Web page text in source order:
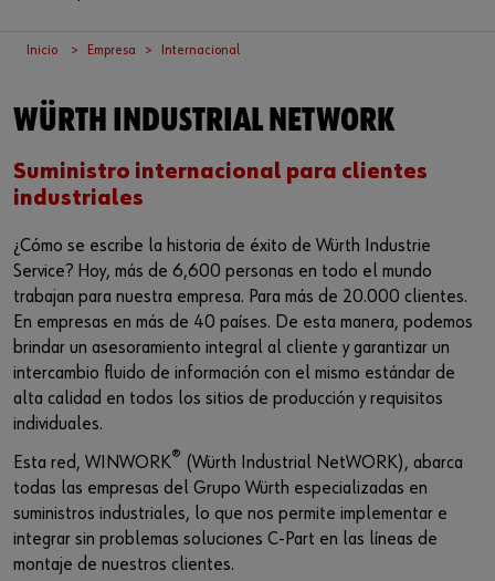
Regístrese aquí en tres pasos sencillos para usar todas las
Ventas solo para clientes empresariales
Registrarse ahora
Asesoria
Contacto
Inicio Empresa Internacional
WÜRTH INDUSTRIAL NETWORK
Suministro internacional para clientes
industriales
¿Cómo se escribe la historia de éxito de Würth Industrie
Service? Hoy, más de 6,600 personas en todo el mundo
trabajan para nuestra empresa. Para más de 20.000 clientes.
En empresas en más de 40 países. De esta manera, podemos
brindar un asesoramiento integral al cliente y garantizar un
intercambio fluido de información con el mismo estándar de
alta calidad en todos los sitios de producción y requisitos
individuales.
Esta red, WINWORK® (Würth Industrial NetWORK), abarca
todas las empresas del Grupo Würth especializadas en
suministros industriales, lo que nos permite implementar e
integrar sin problemas soluciones C-Part en las líneas de
montaje de nuestros clientes.